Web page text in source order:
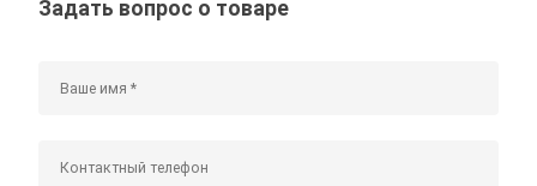
Задать вопрос о товаре